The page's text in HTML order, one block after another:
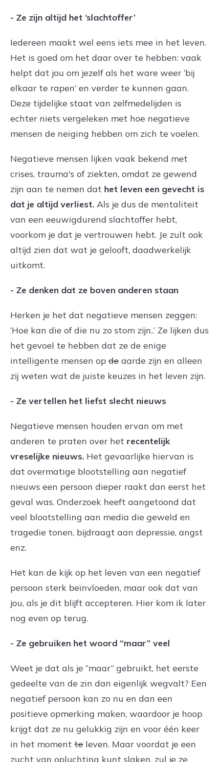
- Ze zijn altijd het ‘slachtoffer’
Iedereen maakt wel eens iets mee in het leven.
Het is goed om het daar over te hebben: vaak
helpt dat jou om jezelf als het ware weer ‘bij
elkaar te rapen’ en verder te kunnen gaan.
Deze tijdelijke staat van zelfmedelijden is
echter niets vergeleken met hoe negatieve
mensen de neiging hebben om zich te voelen.
Negatieve mensen lijken vaak bekend met
crises, trauma's of ziekten, omdat ze gewend
zijn aan te nemen dat het leven een gevecht is
dat je altijd verliest. Als je dus de mentaliteit
van een eeuwigdurend slachtoffer hebt,
voorkom je dat je vertrouwen hebt. Je zult ook
altijd zien dat wat je gelooft, daadwerkelijk
uitkomt.
- Ze denken dat ze boven anderen staan
Herken je het dat negatieve mensen zeggen:
‘Hoe kan die of die nu zo stom zijn..’ Ze lijken dus
het gevoel te hebben dat ze de enige
intelligente mensen op de aarde zijn en alleen
zij weten wat de juiste keuzes in het leven zijn.
- Ze vertellen het liefst slecht nieuws
Negatieve mensen houden ervan om met
anderen te praten over het recentelijk
vreselijke nieuws. Het gevaarlijke hiervan is
dat overmatige blootstelling aan negatief
nieuws een persoon dieper raakt dan eerst het
geval was. Onderzoek heeft aangetoond dat
veel blootstelling aan media die geweld en
tragedie tonen, bijdraagt aan depressie, angst
enz.
Het kan de kijk op het leven van een negatief
persoon sterk beïnvloeden, maar ook dat van
jou, als je dit blijft accepteren. Hier kom ik later
nog even op terug.
- Ze gebruiken het woord “maar” veel
Weet je dat als je “maar” gebruikt, het eerste
gedeelte van de zin dan eigenlijk wegvalt? Een
negatief persoon kan zo nu en dan een
positieve opmerking maken, waardoor je hoop
krijgt dat ze nu gelukkig zijn en voor één keer
in het moment te leven. Maar voordat je een
zucht van opluchting kunt slaken, zul je ze